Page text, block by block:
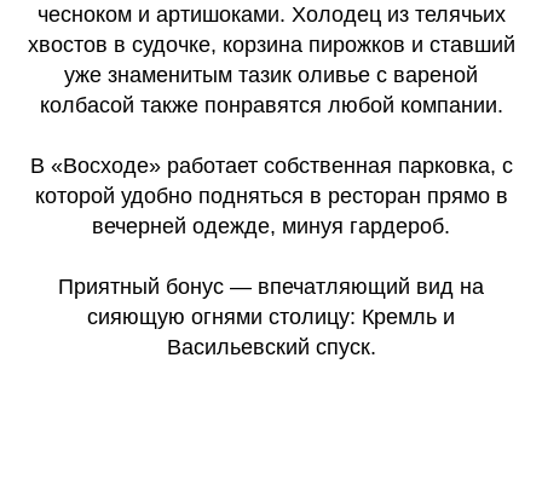
чесноком и артишоками. Холодец из телячьих
хвостов в судочке, корзина пирожков и ставший
уже знаменитым тазик оливье с вареной
колбасой также понравятся любой компании.
В «Восходе» работает собственная парковка, с
которой удобно подняться в ресторан прямо в
вечерней одежде, минуя гардероб.
Приятный бонус — впечатляющий вид на
сияющую огнями столицу: Кремль и
Васильевский спуск.